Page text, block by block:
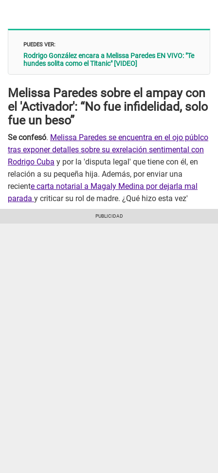
PUEDES VER:
Rodrigo González encara a Melissa Paredes EN VIVO: "Te
hundes solita como el Titanic" [VIDEO]
Melissa Paredes sobre el ampay con
el 'Activador': “No fue infidelidad, solo
fue un beso”
Se confesó. Melissa Paredes se encuentra en el ojo públco
tras exponer detalles sobre su exrelación sentimental con
Rodrigo Cuba y por la 'disputa legal' que tiene con él, en
relación a su pequeña hija. Además, por enviar una
reciente carta notarial a Magaly Medina por dejarla mal
parada y criticar su rol de madre. ¿Qué hizo esta vez'